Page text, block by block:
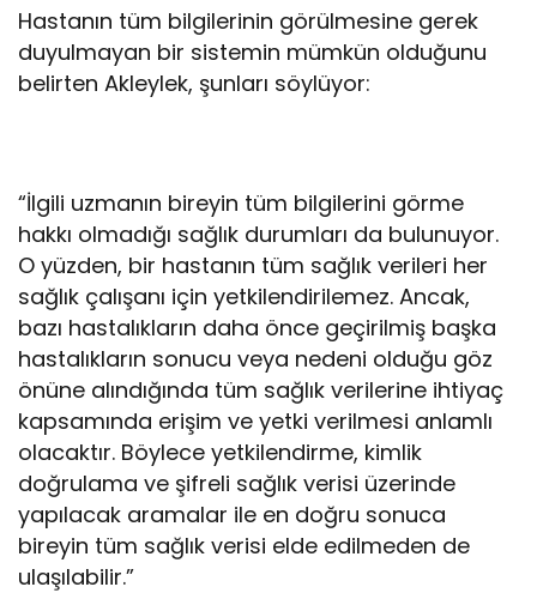
Hastanın tüm bilgilerinin görülmesine gerek
duyulmayan bir sistemin mümkün olduğunu
belirten Akleylek, şunları söylüyor:
“İlgili uzmanın bireyin tüm bilgilerini görme
hakkı olmadığı sağlık durumları da bulunuyor.
O yüzden, bir hastanın tüm sağlık verileri her
sağlık çalışanı için yetkilendirilemez. Ancak,
bazı hastalıkların daha önce geçirilmiş başka
hastalıkların sonucu veya nedeni olduğu göz
önüne alındığında tüm sağlık verilerine ihtiyaç
kapsamında erişim ve yetki verilmesi anlamlı
olacaktır. Böylece yetkilendirme, kimlik
doğrulama ve şifreli sağlık verisi üzerinde
yapılacak aramalar ile en doğru sonuca
bireyin tüm sağlık verisi elde edilmeden de
ulaşılabilir.”